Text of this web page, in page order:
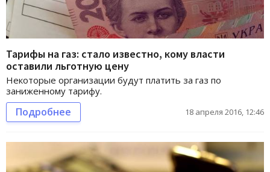
Тарифы на газ: стало известно, кому власти
оставили льготную цену
Некоторые организации будут платить за газ по
заниженному тарифу.
Подробнее 18 апреля 2016, 12:46